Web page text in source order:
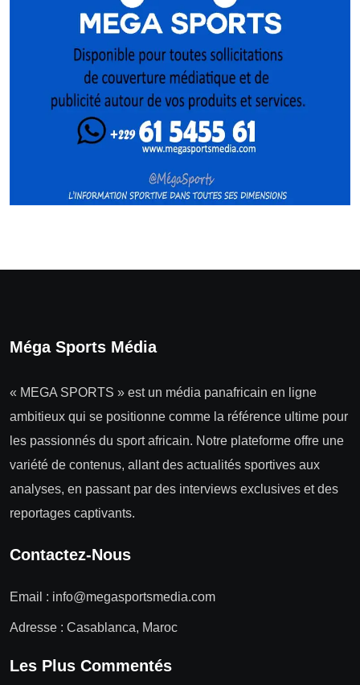
Méga Sports Média
« MEGA SPORTS » est un média panafricain en ligne
ambitieux qui se positionne comme la référence ultime pour
les passionnés du sport africain. Notre plateforme offre une
variété de contenus, allant des actualités sportives aux
analyses, en passant par des interviews exclusives et des
reportages captivants.
Contactez-Nous
Email : info@megasportsmedia.com
Adresse : Casablanca, Maroc
Les Plus Commentés